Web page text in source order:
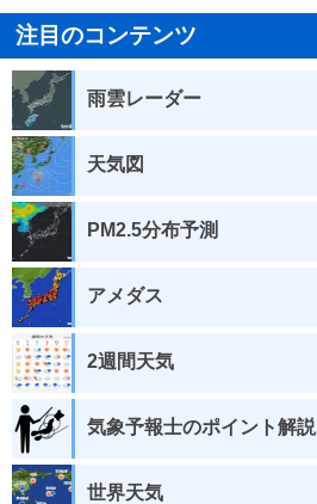
注目のコンテンツ
雨雲レーダー
天気図
PM2.5分布予測
アメダス
2週間天気
気象予報士のポイント解説
世界天気